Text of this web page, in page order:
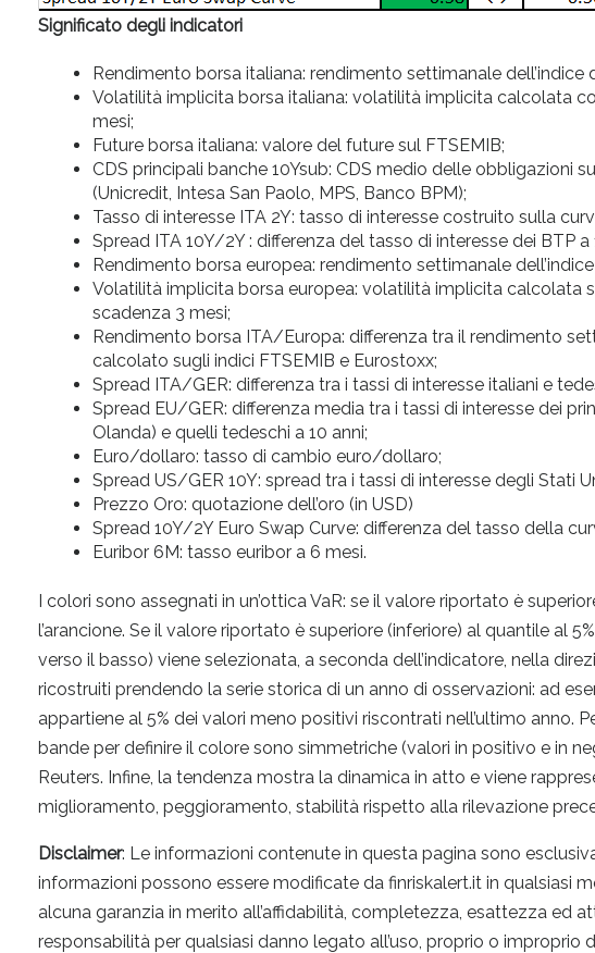
Significato degli indicatori
Rendimento borsa italiana: rendimento settimanale dell’indice
Volatilità implicita borsa italiana: volatilità implicita calcolata
mesi;
Future borsa italiana: valore del future sul FTSEMIB;
CDS principali banche 10Ysub: CDS medio delle obbligazioni
(Unicredit, Intesa San Paolo, MPS, Banco BPM);
Tasso di interesse ITA 2Y: tasso di interesse costruito sulla
Spread ITA 10Y/2Y : differenza del tasso di interesse dei BTP a
Rendimento borsa europea: rendimento settimanale
Volatilità implicita borsa europea: volatilità implicita calcolata
scadenza 3 mesi;
Rendimento borsa ITA/Europa: differenza tra il rendimento
calcolato sugli indici FTSEMIB e Eurostoxx;
Spread ITA/GER: differenza tra i tassi di interesse italiani e
Spread EU/GER: differenza media tra i tassi di interesse dei
Olanda) e quelli tedeschi a 10 anni;
Euro/dollaro: tasso di cambio euro/dollaro;
Spread US/GER 10Y: spread tra i tassi di interesse degli Stati
Prezzo Oro: quotazione dell’oro (in USD)
Spread 10Y/2Y Euro Swap Curve: differenza del tasso della
Euribor 6M: tasso euribor a 6 mesi.
I colori sono assegnati in un’ottica VaR: se il valore riportato è
l’arancione. Se il valore riportato è superiore (inferiore) al quantile al
verso il basso) viene selezionata, a seconda dell’indicatore, nella
ricostruiti prendendo la serie storica di un anno di osservazioni: ad
appartiene al 5% dei valori meno positivi riscontrati nell’ultimo anno.
bande per definire il colore sono simmetriche (valori in positivo e in
Reuters. Infine, la tendenza mostra la dinamica in atto e viene
miglioramento, peggioramento, stabilità rispetto alla rilevazione
Disclaimer: Le informazioni contenute in questa pagina sono
informazioni possono essere modificate da finriskalert.it in qualsiasi
alcuna garanzia in merito all’affidabilità, completezza, esattezza ed
responsabilità per qualsiasi danno legato all’uso, proprio o